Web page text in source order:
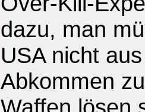
dazu, man
USA nicht
Abkommen